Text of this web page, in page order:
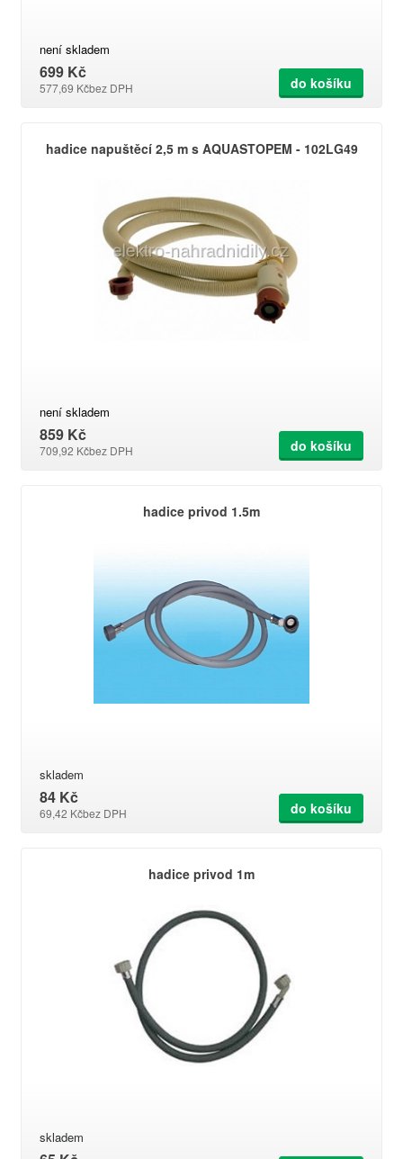
není skladem
699 Kč
577,69 Kčbez DPH do košíku
hadice napuštěcí 2,5 m s AQUASTOPEM - 102LG49
není skladem
859 Kč
709,92 Kčbez DPH do košíku
hadice privod 1.5m
skladem
84 Kč
69,42 Kčbez DPH do košíku
hadice privod 1m
skladem